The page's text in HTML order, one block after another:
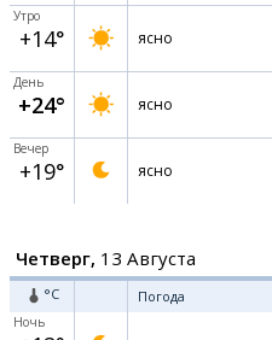
Утро
+14° ясно
День
+24° ясно
Вечер
+19° ясно
Четверг, 13 Августа
°C Погода
Ночь